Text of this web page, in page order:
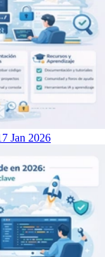
Jan 2026